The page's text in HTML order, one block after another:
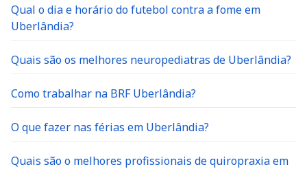
Qual o dia e horário do futebol contra a fome em
Uberlândia?
Quais são os melhores neuropediatras de Uberlândia?
Como trabalhar na BRF Uberlândia?
O que fazer nas férias em Uberlândia?
Quais são o melhores profissionais de quiropraxia em